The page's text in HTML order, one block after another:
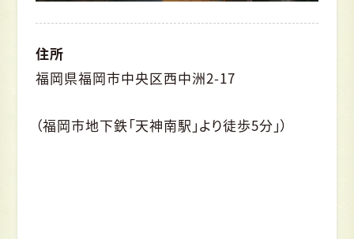
住所
福岡県福岡市中央区西中洲2-17
（福岡市地下鉄「天神南駅」より徒歩5分」）